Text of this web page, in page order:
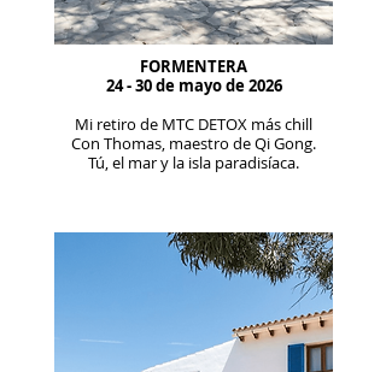
FORMENTERA
24 - 30 de mayo de 2026
Mi retiro de MTC DETOX más chill
Con Thomas, maestro de Qi Gong.
Tú, el mar y la isla paradisíaca.